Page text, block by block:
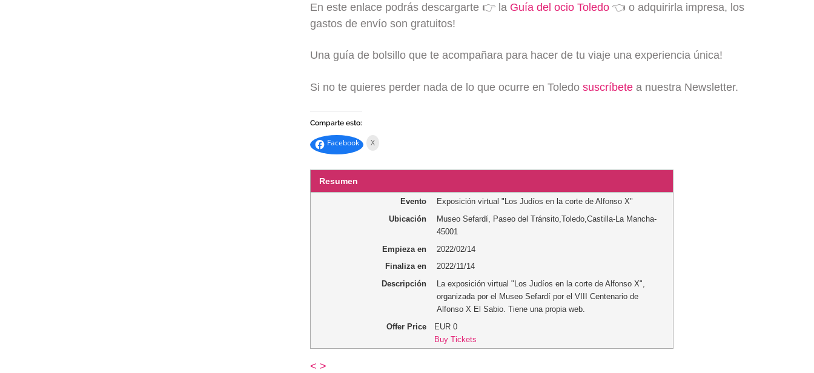
En este enlace podrás descargarte 👉 la Guía del ocio Toledo 👈 o adquirirla impresa, los
gastos de envío son gratuitos!
Una guía de bolsillo que te acompañara para hacer de tu viaje una experiencia única!
Si no te quieres perder nada de lo que ocurre en Toledosuscríbete a nuestra Newsletter.
Comparte esto:
Facebook X
Resumen
Evento
Exposición virtual "Los Judíos en la corte de Alfonso X"
Ubicación
Museo Sefardí Paseo del Tránsito ,Toledo ,Castilla-La Mancha-
45001
Empieza en
2022/02/14
Finaliza en
2022/11/14
Descripción
La exposición virtual "Los Judíos en la corte de Alfonso X",
organizada por el Museo Sefardí por el VIII Centenario de
Alfonso X El Sabio. Tiene una propia web.
Offer Price
EUR 0
Buy Tickets
< >